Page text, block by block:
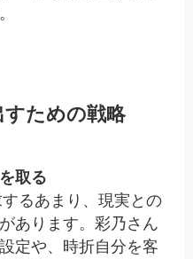
すための戦略
取る
るあまり、現実との
あります。彩乃さん
定や、時折自分を客